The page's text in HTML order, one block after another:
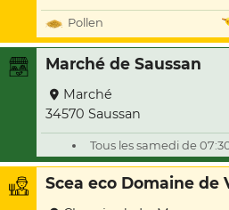
Pollen
Marché de Saussan
Marché
34570 Saussan
Tous les samedi de
Scea eco Domaine de